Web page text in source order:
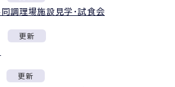
調理場施設見学・試食会
更新
更新